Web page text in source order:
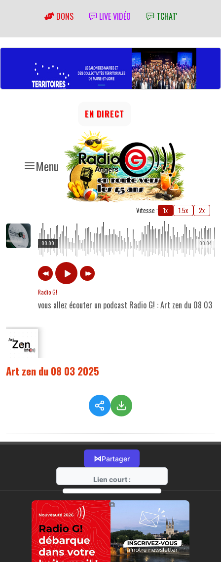
DONS LIVE VIDÉO TCHAT'
Menu
EN DIRECT
Vitesse : 1x 1.5x 2x
00:04
00:00
Radio G!
vous allez écouter un podcast Radio G! : Art zen du 08 03
Art zen du 08 03 2025
⋈Partager
Lien court :
https://radio-g.fr?17092
⧉